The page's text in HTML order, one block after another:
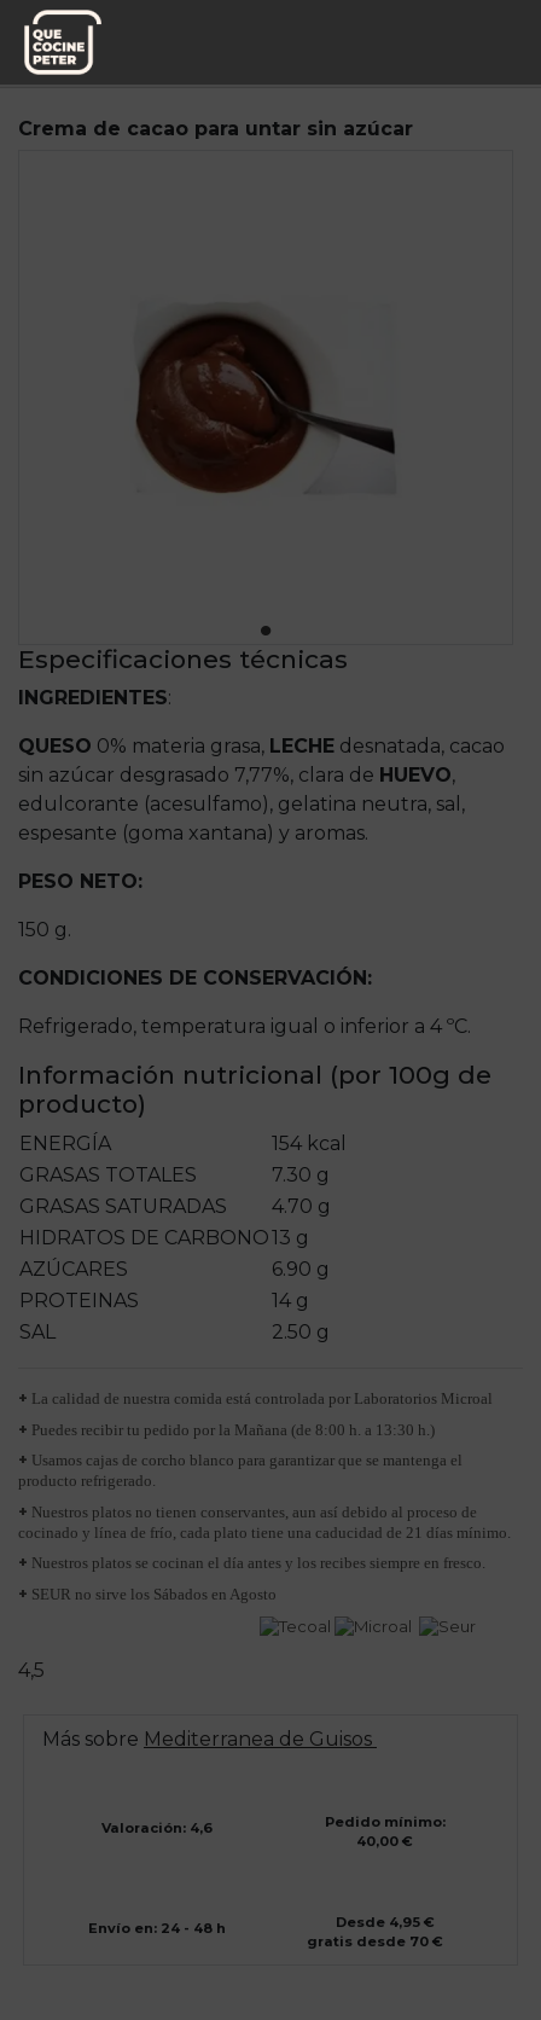
Pedido semanal
Crema de cacao para untar sin azúcar
Especificaciones técnicas
INGREDIENTES:
QUESO 0% materia grasa, LECHE desnatada, cacao
sin azúcar desgrasado 7,77%, clara de HUEVO,
edulcorante (acesulfamo), gelatina neutra, sal,
espesante (goma xantana) y aromas.
PESO NETO:
150 g.
CONDICIONES DE CONSERVACIÓN:
Refrigerado, temperatura igual o inferior a 4 ºC.
Información nutricional (por 100g de
producto)
ENERGÍA
154 kcal
GRASAS TOTALES
7.30 g
GRASAS SATURADAS
4.70 g
HIDRATOS DE CARBONO13 g
AZÚCARES
6.90 g
PROTEINAS
14 g
SAL
2.50 g
+ La calidad de nuestra comida está controlada por Laboratorios Microal
+ Puedes recibir tu pedido por la Mañana (de 8:00 h. a 13:30 h.)
+ Usamos cajas de corcho blanco para garantizar que se mantenga el
producto refrigerado.
+ Nuestros platos no tienen conservantes, aun así debido al proceso de
cocinado y línea de frío, cada plato tiene una caducidad de 21 días mínimo.
+ Nuestros platos se cocinan el día antes y los recibes siempre en fresco.
+ SEUR no sirve los Sábados en Agosto
4,5
Más sobre Mediterranea de Guisos
Valoración: 4,6
Pedido mínimo:
40,00 €
Envío en: 24 - 48 h
Desde 4,95 €
gratis desde 70 €